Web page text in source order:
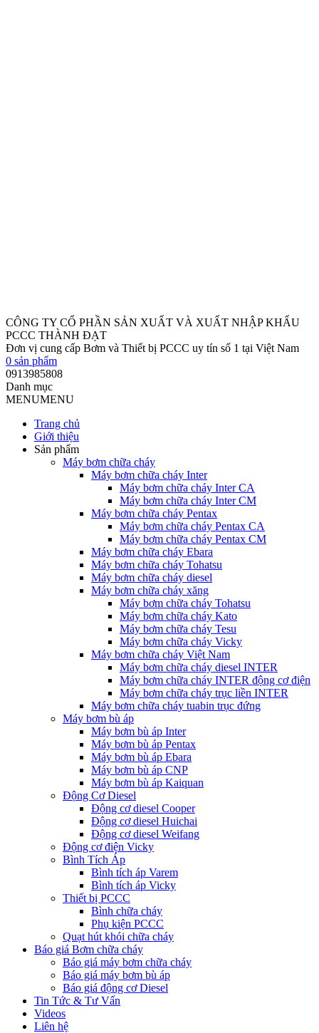
CÔNG TY CỔ PHẦN SẢN XUẤT VÀ XUẤT NHẬP KHẨU
PCCC THÀNH ĐẠT
Đơn vị cung cấp Bơm và Thiết bị PCCC uy tín số 1 tại Việt Nam
0 sản phẩm
0913985808
Danh mục
MENUMENU
Trang chủ
Giới thiệu
Sản phẩm
Máy bơm chữa cháy
Máy bơm chữa cháy Inter
Máy bơm chữa cháy Inter CA
Máy bơm chữa cháy Inter CM
Máy bơm chữa cháy Pentax
Máy bơm chữa cháy Pentax CA
Máy bơm chữa cháy Pentax CM
Máy bơm chữa cháy Ebara
Máy bơm chữa cháy Tohatsu
Máy bơm chữa cháy diesel
Máy bơm chữa cháy xăng
Máy bơm chữa cháy Tohatsu
Máy bơm chữa cháy Kato
Máy bơm chữa cháy Tesu
Máy bơm chữa cháy Vicky
Máy bơm chữa cháy Việt Nam
Máy bơm chữa cháy diesel INTER
Máy bơm chữa cháy INTER động cơ điện
Máy bơm chữa cháy trục liền INTER
Máy bơm chữa cháy tuabin trục đứng
Máy bơm bù áp
Máy bơm bù áp Inter
Máy bơm bù áp Pentax
Máy bơm bù áp Ebara
Máy bơm bù áp CNP
Máy bơm bù áp Kaiquan
Động Cơ Diesel
Động cơ diesel Cooper
Động cơ diesel Huichai
Động cơ diesel Weifang
Động cơ điện Vicky
Bình Tích Áp
Bình tích áp Varem
Bình tích áp Vicky
Thiết bị PCCC
Bình chữa cháy
Phụ kiện PCCC
Quạt hút khói chữa cháy
Báo giá Bơm chữa cháy
Báo giá máy bơm chữa cháy
Báo giá máy bơm bù áp
Báo giá động cơ Diesel
Tin Tức & Tư Vấn
Videos
Liên hệ